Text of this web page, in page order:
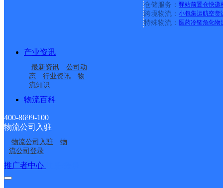
仓储服务： 驿站前置仓快递
跨境物流： 小包集运航空货
特殊物流： 医药冷链危化物
产业资讯
最新资讯
公司动
态
行业资讯
物
流知识
物流百科
400-8699-100
物流公司入驻
物流公司入驻
物
流公司登录
推广者中心
中国邮政集团有限公司新疆维吾尔自治区叶城县
临沂沂南县花山路网点
临沂沂南县西部乡镇营
业部
沂南县苏村镇合作点
ID11316
山东临沂沂南
临沂沂南县乡镇营业部
中国邮政集团有限公司
接口API